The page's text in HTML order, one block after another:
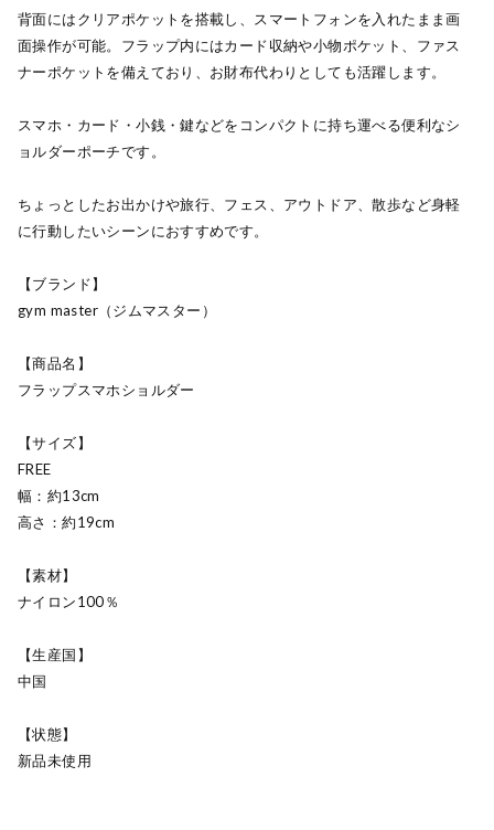
背面にはクリアポケットを搭載し、スマートフォンを入れたまま画
面操作が可能。フラップ内にはカード収納や小物ポケット、ファス
ナーポケットを備えており、お財布代わりとしても活躍します。
スマホ・カード・小銭・鍵などをコンパクトに持ち運べる便利なシ
ョルダーポーチです。
ちょっとしたお出かけや旅行、フェス、アウトドア、散歩など身軽
に行動したいシーンにおすすめです。
【ブランド】
gym master（ジムマスター）
【商品名】
フラップスマホショルダー
【サイズ】
FREE
幅：約13cm
高さ：約19cm
【素材】
ナイロン100％
【生産国】
中国
【状態】
新品未使用